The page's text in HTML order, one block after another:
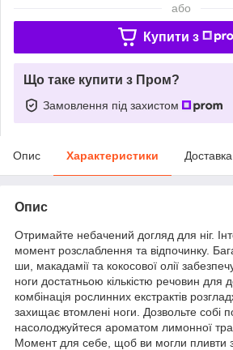
або
Купити з
Що таке купити з Пром?
Замовлення під захистом
Опис Характеристики Доставка
Опис
Отримайте небачений догляд для ніг.
момент розслаблення та відпочинку.
ши, макадамії та кокосової олії
ноги достатньою кількістю речовин для
комбінація рослинних екстрактів
захищає втомлені ноги. Дозвольте собі
насолоджуйтеся ароматом лимонної
Момент для себе, щоб ви могли пливти